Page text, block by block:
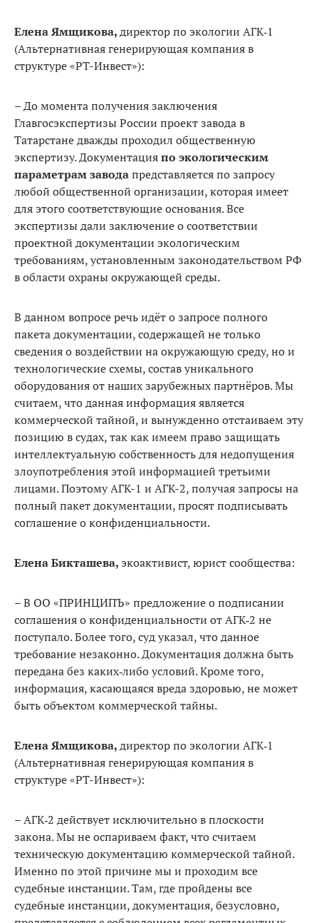
Елена Ямщикова,директор по экологии АГК‑1
(Альтернативная генерирующая компания в
структуре «РТ-Инвест»):
– До момента получения заключения
Главгосэкспертизы России про­ект завода в
Татарстане дважды проходил общественную
экспертизу. Документацияпо экологическим
параметрам заводапредставляется по запросу
любой общественной организации, которая имеет
для этого соответствующие основания. Все
экспертизы дали заключение о соот­ветствии
проектной документации экологическим
требованиям, уста­новленным законодательством РФ
в области охраны окружающей среды.
В данном вопросе речь идёт о запросе полного
пакета документации, содержащей не только
сведения о воздействии на окружающую среду, но и
технологические схемы, состав уникального
оборудования от наших зарубежных партнёров. Мы
считаем, что данная информация является
коммерческой тайной, и вынужденно отстаиваем эту
позицию в судах, так как имеем право защищать
интеллектуальную собственность для не­допущения
злоупотребления этой информацией третьими
лицами. По­этому АГК-1 и АГК-2, получая запросы на
полный пакет документации, просят подписывать
соглашение о конфиденциальности.
Елена Бикташева,экоактивист, юрист сообщества:
– В ОО «ПРИНЦИПЪ» пред­ложение о подписании
согла­шения о конфиденциальности от АГК‑2 не
поступало. Более того, суд указал, что данное
требование незаконно. Документация долж­на быть
передана без каких‑либо условий. Кроме того,
информа­ция, касающаяся вреда здоровью, не может
быть объектом коммер­ческой тайны.
Елена Ямщикова,директор по экологии АГК‑1
(Альтернативная генерирующая компания в
структуре «РТ-Инвест»):
–АГК‑2 действует исключительно в плоскости
закона. Мы не оспариваем факт, что считаем
техническую документацию коммерческой тайной.
Именно по этой причине мы и проходим все
судебные инстанции. Там, где пройдены все
судебные инстанции, документация, безусловно,